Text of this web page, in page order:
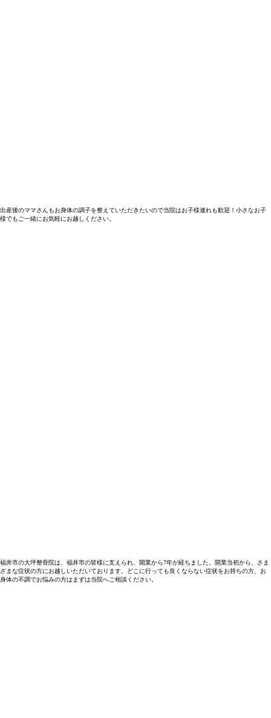
出産後のママさんもお身体の調子を整えていただきたいので当院はお子様連れも歓迎！小さなお子
様でもご一緒にお気軽にお越しください。
福井市の大坪整骨院は、福井市の皆様に支えられ、開業から7年が経ちました。開業当初から、さま
ざまな症状の方にお越しいただいております。どこに行っても良くならない症状をお持ちの方、お
身体の不調でお悩みの方はまずは当院へご相談ください。